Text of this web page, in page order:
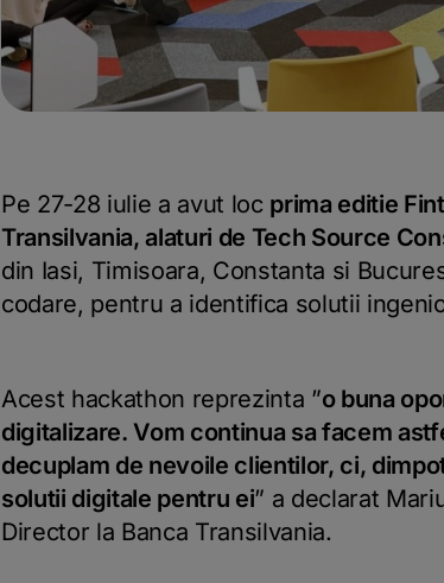
Pe 27-28 iulie a avut loc prima editie
Transilvania, alaturi de Tech Source
din Iasi, Timisoara, Constanta si
codare, pentru a identifica solutii
Acest hackathon reprezinta ”o buna
digitalizare. Vom continua sa facem
decuplam de nevoile clientilor, ci,
solutii digitale pentru ei” a declarat
Director la Banca Transilvania.